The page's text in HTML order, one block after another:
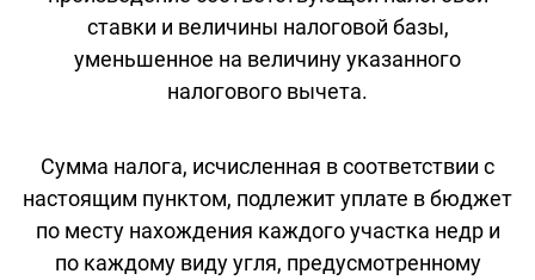
ставки и величины налоговой базы,
уменьшенное на величину указанного
налогового вычета.
Сумма налога, исчисленная в соответствии с
настоящим пунктом, подлежит уплате в бюджет
по месту нахождения каждого участка недр и
по каждому виду угля, предусмотренному